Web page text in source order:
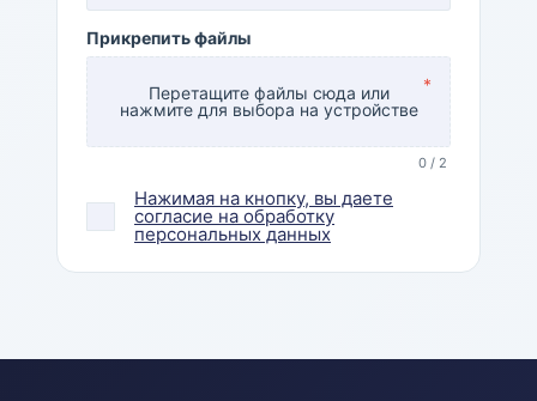
Прикрепить файлы
Перетащите файлы сюда или
нажмите для выбора на устройстве
*
0 / 2
Нажимая на кнопку, вы даете
согласие на обработку
персональных данных